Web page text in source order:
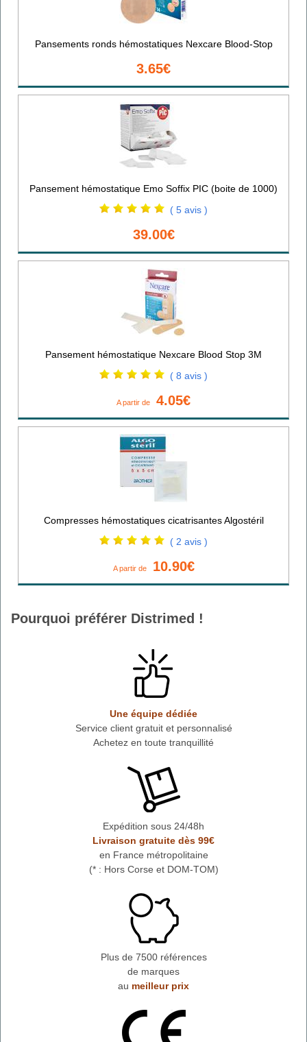
Pansements ronds hémostatiques Nexcare Blood-Stop
3.65€
Pansement hémostatique Emo Soffix PIC (boite de 1000)
( 5 avis )
39.00€
Pansement hémostatique Nexcare Blood Stop 3M
( 8 avis )
A partir de 4.05€
Compresses hémostatiques cicatrisantes Algostéril
( 2 avis )
A partir de 10.90€
Pourquoi préférer Distrimed !
Une équipe dédiée
Service client gratuit et personnalisé
Achetez en toute tranquillité
Expédition sous 24/48h
Livraison gratuite dès 99€
en France métropolitaine
(* : Hors Corse et DOM-TOM)
Plus de 7500 références
de marques
au meilleur prix